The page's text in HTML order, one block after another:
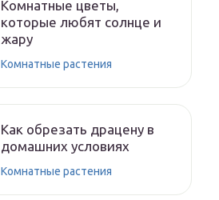
Комнатные цветы,
которые любят солнце и
жару
Комнатные растения
Как обрезать драцену в
домашних условиях
Комнатные растения